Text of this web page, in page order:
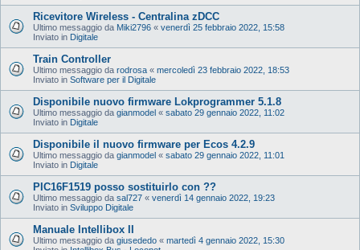
Ricevitore Wireless - Centralina zDCC
Ultimo messaggio da Miki2796 « venerdì 25 febbraio 2022, 15:58
Inviato in Digitale
Train Controller
Ultimo messaggio da rodrosa « mercoledì 23 febbraio 2022, 18:53
Inviato in Software per il Digitale
Disponibile nuovo firmware Lokprogrammer 5.1.8
Ultimo messaggio da gianmodel « sabato 29 gennaio 2022, 11:02
Inviato in Digitale
Disponibile il nuovo firmware per Ecos 4.2.9
Ultimo messaggio da gianmodel « sabato 29 gennaio 2022, 11:01
Inviato in Digitale
PIC16F1519 posso sostituirlo con ??
Ultimo messaggio da sal727 « venerdì 14 gennaio 2022, 19:23
Inviato in Sviluppo Digitale
Manuale Intellibox II
Ultimo messaggio da giusededo « martedì 4 gennaio 2022, 15:30